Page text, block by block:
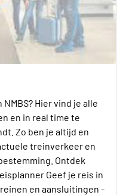
Hier vind je alle
en in real time te
Zo ben je altijd en
treinverkeer en
Ontdek
Geef je reis in
en aansluitingen -